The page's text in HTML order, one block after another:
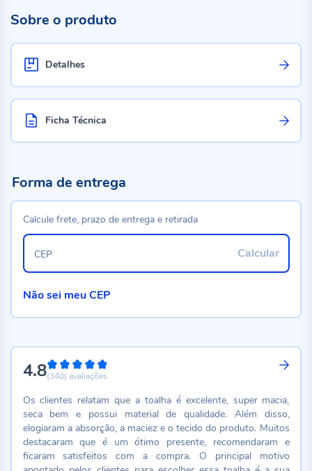
Sobre o produto
Detalhes
Ficha Técnica
4.896%
(340) avaliações
Os clientes relatam que a toalha é excelente, super macia,
seca bem e possui material de qualidade. Além disso,
elogiaram a absorção, a maciez e o tecido do produto. Muitos
destacaram que é um ótimo presente, recomendaram e
ficaram satisfeitos com a compra. O principal motivo
Forma de entrega
Calcule frete, prazo de entrega e retirada
Calcular
CEP
Não sei meu CEP